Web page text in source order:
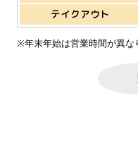
テイクアウト
※年末年始は営業時間が異な